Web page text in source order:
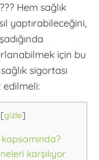
Hem sağlık
yaptırabileceğini,
için bu
sigortası
edilmeli:
[gizle]
kapsamında?
karşılıyor